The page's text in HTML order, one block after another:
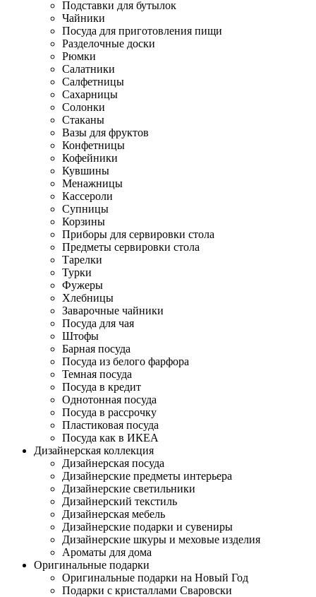
Подставки для бутылок
Чайники
Посуда для приготовления пищи
Разделочные доски
Рюмки
Салатники
Салфетницы
Сахарницы
Солонки
Стаканы
Вазы для фруктов
Конфетницы
Кофейники
Кувшины
Менажницы
Кассероли
Супницы
Корзины
Приборы для сервировки стола
Предметы сервировки стола
Тарелки
Турки
Фужеры
Хлебницы
Заварочные чайники
Посуда для чая
Штофы
Барная посуда
Посуда из белого фарфора
Темная посуда
Посуда в кредит
Однотонная посуда
Посуда в рассрочку
Пластиковая посуда
Посуда как в ИКЕА
Дизайнерская коллекция
Дизайнерская посуда
Дизайнерские предметы интерьера
Дизайнерские светильники
Дизайнерский текстиль
Дизайнерская мебель
Дизайнерские подарки и сувениры
Дизайнерские шкуры и меховые изделия
Ароматы для дома
Оригинальные подарки
Оригинальные подарки на Новый Год
Подарки с кристаллами Сваровски